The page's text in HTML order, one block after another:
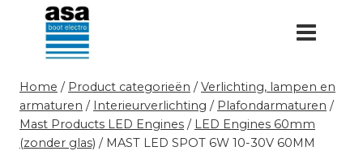
Doorgaan
inhoud
Home / Product categorieën / Verlichting, lampen en
armaturen / Interieurverlichting / Plafondarmaturen /
Mast Products LED Engines / LED Engines 60mm
(zonder glas) / MAST LED SPOT 6W 10-30V 60MM